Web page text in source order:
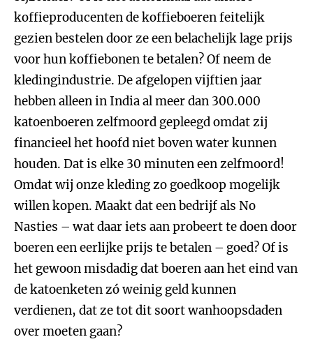
koffieproducenten de koffieboeren feitelijk
gezien bestelen door ze een belachelijk lage prijs
voor hun koffiebonen te betalen? Of neem de
kledingindustrie. De afgelopen vijftien jaar
hebben alleen in India al meer dan 300.000
katoenboeren zelfmoord gepleegd omdat zij
financieel het hoofd niet boven water kunnen
houden. Dat is elke 30 minuten een zelfmoord!
Omdat wij onze kleding zo goedkoop mogelijk
willen kopen. Maakt dat een bedrijf als No
Nasties – wat daar iets aan probeert te doen door
boeren een eerlijke prijs te betalen – goed? Of is
het gewoon misdadig dat boeren aan het eind van
de katoenketen zó weinig geld kunnen
verdienen, dat ze tot dit soort wanhoopsdaden
over moeten gaan?